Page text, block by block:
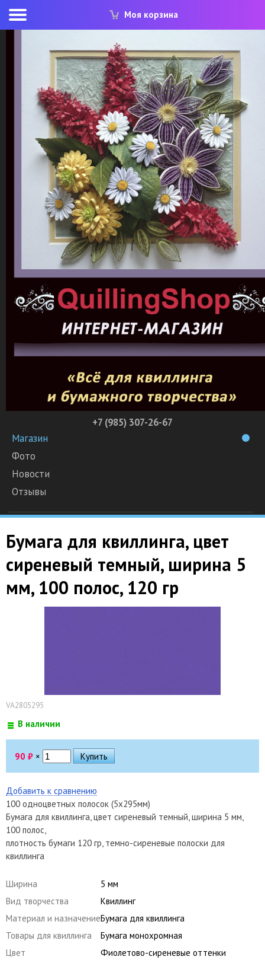
Моя корзина
+7 (985) 307-26-67
Магазин
Фото
Новости
Отзывы
Бумага для квиллинга, цвет
сиреневый темный, ширина 5
мм, 100 полос, 120 гр
VA2805295
В наличии
90 ₽ ×
Добавить к сравнению
100 одноцветных полосок (5х295мм)
Бумага для квиллинга, цвет сиреневый темный, ширина 5 мм,
100 полос,
плотность бумаги 120 гр, темно-сиреневые полоски для
квиллинга
Ширина
5 мм
Вид творчества
Квиллинг
Материал и назначениеБумага для квиллинга
Товары для квиллинга
Бумага монохромная
Цвет
Фиолетово-сиреневые оттенки